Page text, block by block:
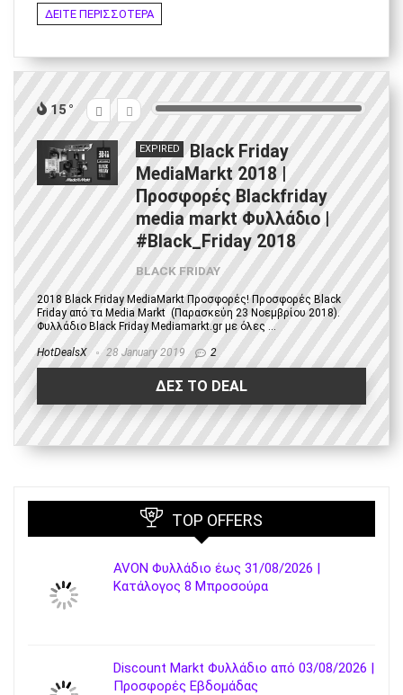
ΔΕΙΤΕ ΠΕΡΙΣΣΟΤΕΡΑ
15
EXPIRED
Black Friday
MediaMarkt 2018 |
Προσφορές Blackfriday
media markt Φυλλάδιο |
#Black_Friday 2018
BLACK FRIDAY
2018 Black Friday MediaMarkt Προσφορές! Προσφορές Black
Friday από τα Media Markt (Παρασκεύη 23 Νοεμβρίου 2018).
Φυλλάδιο Black Friday Mediamarkt.gr με όλες ...
HotDealsX 28 January 2019 2
ΔΕΣ ΤΟ DEAL
TOP OFFERS
AVON Φυλλάδιο έως 31/08/2026 |
Κατάλογος 8 Μπροσούρα
Discount Markt Φυλλάδιο από 03/08/2026 |
Προσφορές Εβδομάδας